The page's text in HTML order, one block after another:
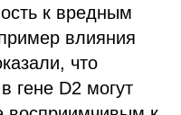
к вредным
влияния
что
гене D2 могут